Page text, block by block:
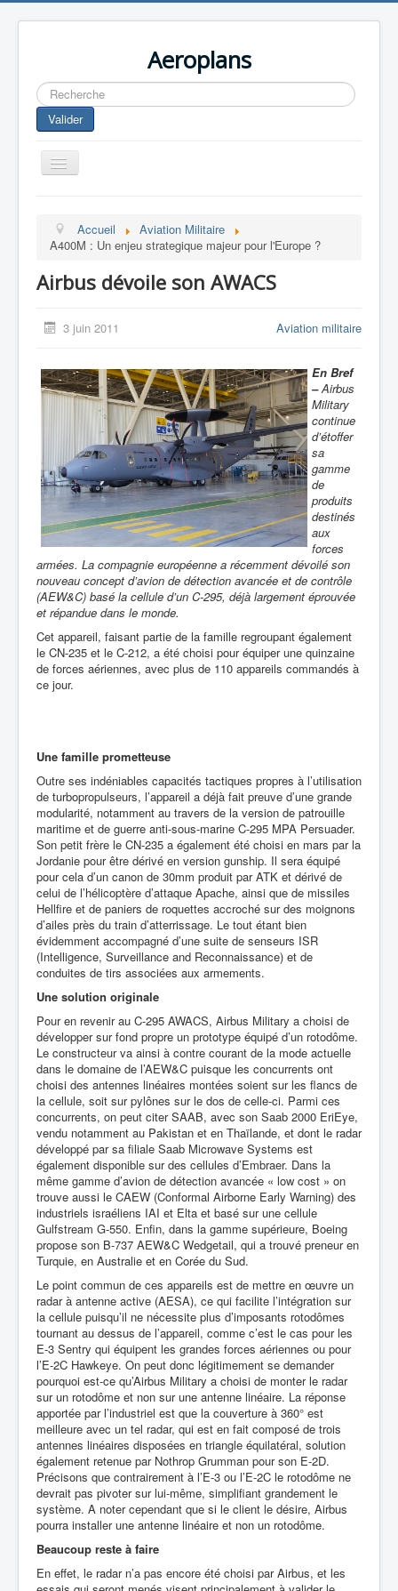
Aeroplans
Rechercher
Valider
Toggle
Navigation
Aviation Commerciale
Europespace
Accueil
Aviation Militaire
A400M : Un enjeu strategique majeur pour l'Europe ?
Airbus dévoile son AWACS
3 juin 2011 Aviation militaire
En Bref
–Airbus
Military
continue
d’étoffer
sa
gamme
de
produits
destinés
aux
forces
armées. La compagnie européenne a récemment dévoilé son
nouveau concept d’avion de détection avancée et de contrôle
(AEW&C) basé la cellule d’un C-295, déjà largement éprouvée
et répandue dans le monde.
Cet appareil, faisant partie de la famille regroupant également
le CN-235 et le C-212, a été choisi pour équiper une quinzaine
de forces aériennes, avec plus de 110 appareils commandés à
ce jour.
Une famille prometteuse
Outre ses indéniables capacités tactiques propres à l’utilisation
de turbopropulseurs, l’appareil a déjà fait preuve d’une grande
modularité, notamment au travers de la version de patrouille
maritime et de guerre anti-sous-marine C-295 MPA Persuader.
Son petit frère le CN-235 a également été choisi en mars par la
Jordanie pour être dérivé en version gunship. Il sera équipé
pour cela d’un canon de 30mm produit par ATK et dérivé de
celui de l’hélicoptère d’attaque Apache, ainsi que de missiles
Hellfire et de paniers de roquettes accroché sur des moignons
d’ailes près du train d’atterrissage. Le tout étant bien
évidemment accompagné d’une suite de senseurs ISR
(Intelligence, Surveillance and Reconnaissance) et de
conduites de tirs associées aux armements.
Une solution originale
Pour en revenir au C-295 AWACS, Airbus Military a choisi de
développer sur fond propre un prototype équipé d’un rotodôme.
Le constructeur va ainsi à contre courant de la mode actuelle
dans le domaine de l’AEW&C puisque les concurrents ont
choisi des antennes linéaires montées soient sur les flancs de
la cellule, soit sur pylônes sur le dos de celle-ci. Parmi ces
concurrents, on peut citer SAAB, avec son Saab 2000 EriEye,
vendu notamment au Pakistan et en Thaïlande, et dont le radar
développé par sa filiale Saab Microwave Systems est
également disponible sur des cellules d’Embraer. Dans la
même gamme d’avion de détection avancée « low cost » on
trouve aussi le CAEW (Conformal Airborne Early Warning) des
industriels israéliens IAI et Elta et basé sur une cellule
Gulfstream G-550. Enfin, dans la gamme supérieure, Boeing
propose son B-737 AEW&C Wedgetail, qui a trouvé preneur en
Turquie, en Australie et en Corée du Sud.
Le point commun de ces appareils est de mettre en œuvre un
radar à antenne active (AESA), ce qui facilite l’intégration sur
la cellule puisqu’il ne nécessite plus d’imposants rotodômes
tournant au dessus de l’appareil, comme c’est le cas pour les
E-3 Sentry qui équipent les grandes forces aériennes ou pour
l’E-2C Hawkeye. On peut donc légitimement se demander
pourquoi est-ce qu’Airbus Military a choisi de monter le radar
sur un rotodôme et non sur une antenne linéaire. La réponse
apportée par l’industriel est que la couverture à 360° est
meilleure avec un tel radar, qui est en fait composé de trois
antennes linéaires disposées en triangle équilatéral, solution
également retenue par Nothrop Grumman pour son E-2D.
Précisons que contrairement à l’E-3 ou l’E-2C le rotodôme ne
devrait pas pivoter sur lui-même, simplifiant grandement le
système. A noter cependant que si le client le désire, Airbus
pourra installer une antenne linéaire et non un rotodôme.
Beaucoup reste à faire
En effet, le radar n’a pas encore été choisi par Airbus, et les